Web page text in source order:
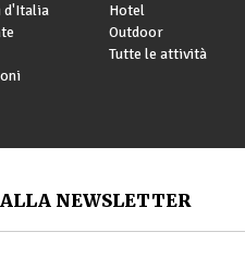
d'Italia
Hotel
Outdoor
Tutte le attività
NEWSLETTER